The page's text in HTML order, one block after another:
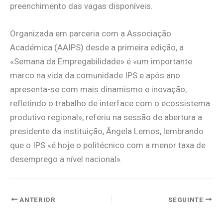
preenchimento das vagas disponíveis.
Organizada em parceria com a Associação
Académica (AAIPS) desde a primeira edição, a
«Semana da Empregabilidade» é «um importante
marco na vida da comunidade IPS e após ano
apresenta-se com mais dinamismo e inovação,
refletindo o trabalho de interface com o ecossistema
produtivo regional», referiu na sessão de abertura a
presidente da instituição, Ângela Lemos, lembrando
que o IPS «é hoje o politécnico com a menor taxa de
desemprego a nível nacional».
ANTERIOR SEGUINTE